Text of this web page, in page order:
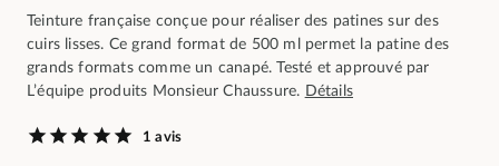
Teinture française conçue pour réaliser des patines sur des
cuirs lisses. Ce grand format de 500 ml permet la patine des
grands formats comme un canapé. Testé et approuvé par
L’équipe produits Monsieur Chaussure. Détails
1 avis